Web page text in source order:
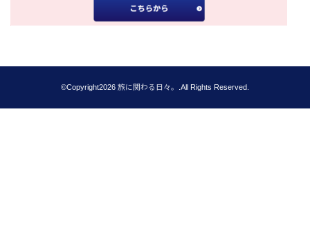
©Copyright2026 旅に関わる日々。 .All Rights Reserved.